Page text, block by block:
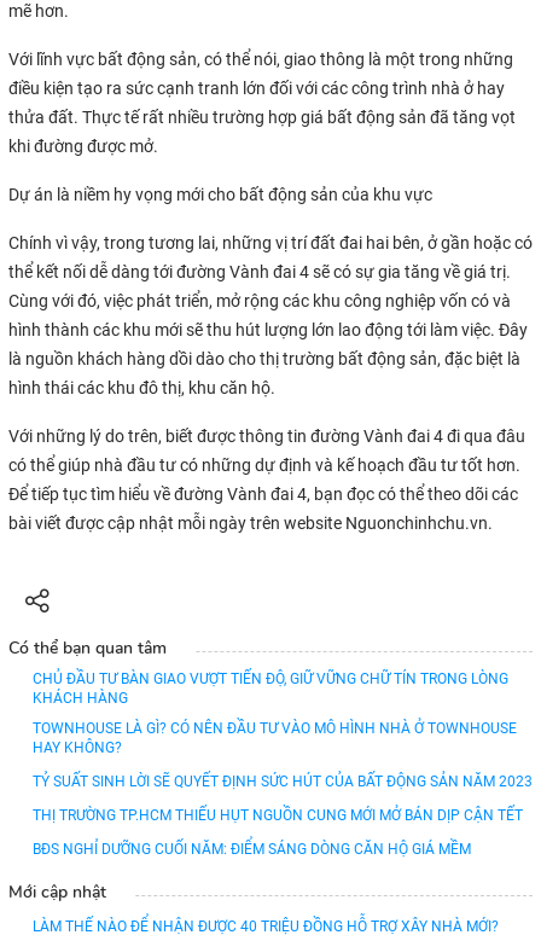
mẽ hơn.
Với lĩnh vực bất động sản, có thể nói, giao thông là một trong những
điều kiện tạo ra sức cạnh tranh lớn đối với các công trình nhà ở hay
thửa đất. Thực tế rất nhiều trường hợp giá bất động sản đã tăng vọt
khi đường được mở.
Dự án là niềm hy vọng mới cho bất động sản của khu vực
Chính vì vậy, trong tương lai, những vị trí đất đai hai bên, ở gần hoặc có
thể kết nối dễ dàng tới đường Vành đai 4 sẽ có sự gia tăng về giá trị.
Cùng với đó, việc phát triển, mở rộng các khu công nghiệp vốn có và
hình thành các khu mới sẽ thu hút lượng lớn lao động tới làm việc. Đây
là nguồn khách hàng dồi dào cho thị trường bất động sản, đặc biệt là
hình thái các khu đô thị, khu căn hộ.
Với những lý do trên, biết được thông tin đường Vành đai 4 đi qua đâu
có thể giúp nhà đầu tư có những dự định và kế hoạch đầu tư tốt hơn.
Để tiếp tục tìm hiểu về đường Vành đai 4, bạn đọc có thể theo dõi các
bài viết được cập nhật mỗi ngày trên website Nguonchinhchu.vn.
Có thể bạn quan tâm
CHỦ ĐẦU TƯ BÀN GIAO VƯỢT TIẾN ĐỘ, GIỮ VỮNG CHỮ TÍN TRONG LÒNG
KHÁCH HÀNG
TOWNHOUSE LÀ GÌ? CÓ NÊN ĐẦU TƯ VÀO MÔ HÌNH NHÀ Ở TOWNHOUSE
HAY KHÔNG?
TỶ SUẤT SINH LỜI SẼ QUYẾT ĐỊNH SỨC HÚT CỦA BẤT ĐỘNG SẢN NĂM 2023
THỊ TRƯỜNG TP.HCM THIẾU HỤT NGUỒN CUNG MỚI MỞ BÁN DỊP CẬN TẾT
BĐS NGHỈ DƯỠNG CUỐI NĂM: ĐIỂM SÁNG DÒNG CĂN HỘ GIÁ MỀM
Mới cập nhật
LÀM THẾ NÀO ĐỂ NHẬN ĐƯỢC 40 TRIỆU ĐỒNG HỖ TRỢ XÂY NHÀ MỚI?